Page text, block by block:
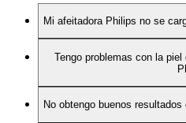
Mi afeitadora Philips no se
Tengo problemas con la
No obtengo buenos